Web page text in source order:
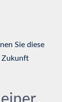
Sie diese
Zukunft